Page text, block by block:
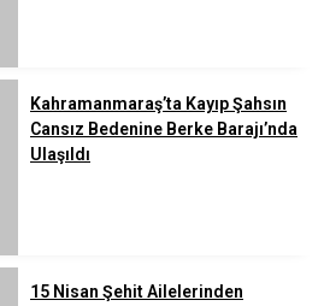
Kahramanmaraş’ta Kayıp Şahsın
Cansız Bedenine Berke Barajı’nda
Ulaşıldı
15 Nisan Şehit Ailelerinden